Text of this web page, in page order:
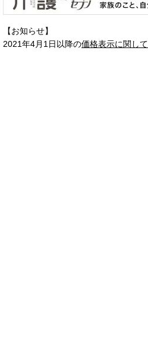
【お知らせ】
2021年4月1日以降の価格表示に関して